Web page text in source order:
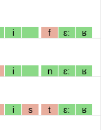
i f ɛː ʁ
i n ɛː ʁ
i s t ɛː ʁ